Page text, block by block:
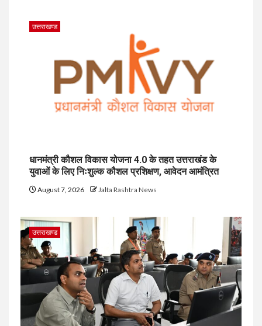
उत्तराखण्ड
धानमंत्री कौशल विकास योजना 4.0 के तहत उत्तराखंड के
युवाओं के लिए निःशुल्क कौशल प्रशिक्षण, आवेदन आमंत्रित
August 7, 2026 Jalta Rashtra News
उत्तराखण्ड